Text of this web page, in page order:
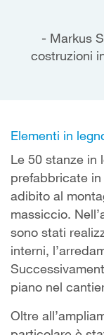
Markus
costruzioni
Elementi in
Le 50 stanze in
prefabbricate
adibito al
massiccio.
sono stati
interni,
piano nel
Oltre